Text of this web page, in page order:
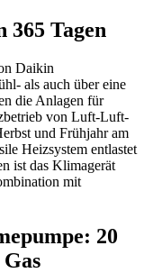
365 Tagen
Daikin
als auch über eine
die Anlagen für
von Luft-Luft-
und Frühjahr am
Heizsystem entlastet
ist das Klimagerät
mit
20